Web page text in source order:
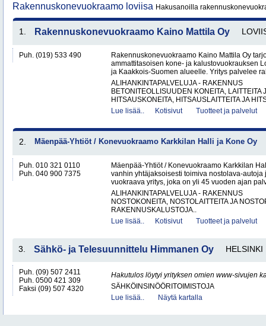
Rakennuskonevuokraamo loviisa Hakusanoilla
1. Rakennuskonevuokraamo Kaino Mattila Oy
Puh. (019) 533 490
Rakennuskonevuokraamo Kaino Mattila Oy
ammattitasoisen kone- ja kalustovuokrauksen
ja Kaakkois-Suomen alueelle. Yritys palvelee
ALIHANKINTAPALVELUJA - RAKENNUS
BETONITEOLLISUUDEN KONEITA, LAITTEITA
HITSAUSKONEITA, HITSAUSLAITTEITA JA
Lue lisää..
Kotisivut Tuotteet ja palvelut
2. Mäenpää-Yhtiöt / Konevuokraamo Karkkilan Halli ja Kone Oy
Puh. 010 321 0110
Puh. 040 900 7375
Mäenpää-Yhtiöt / Konevuokraamo Karkkilan
vanhin yhtäjaksoisesti toimiva nostolava-autoja
vuokraava yritys, joka on yli 45 vuoden ajan
ALIHANKINTAPALVELUJA - RAKENNUS
NOSTOKONEITA, NOSTOLAITTEITA JA
RAKENNUSKALUSTOJA..
Lue lisää..
Kotisivut Tuotteet ja palvelut
3. Sähkö- ja Telesuunnittelu Himmanen Oy HELSINKI
Puh. (09) 507 2411
Puh. 0500 421 309
Faksi (09) 507 4320
Hakutulos löytyi yrityksen omien www-sivujen
SÄHKÖINSINÖÖRITOIMISTOJA
Lue lisää..
Näytä kartalla